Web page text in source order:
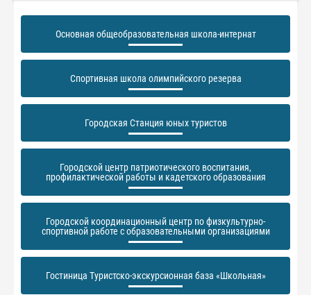
Основная общеобразовательная школа-интернат
Спортивная школа олимпийского резерва
Городская Станция юных туристов
Городской центр патриотического воспитания,
профилактической работы и кадетского образования
Городской координационный центр по физкультурно-
спортивной работе с образовательными организациями
Гостиница Туристско-экскурсионная база «Школьная»